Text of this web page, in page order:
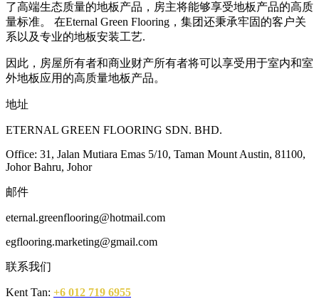
了高端生态质量的地板产品，房主将能够享受地板产品的高质
量标准。 在Eternal Green Flooring，集团还秉承牢固的客户关
系以及专业的地板安装工艺.
因此，房屋所有者和商业财产所有者将可以享受用于室内和室
外地板应用的高质量地板产品。
地址
ETERNAL GREEN FLOORING SDN. BHD.
Office: 31, Jalan Mutiara Emas 5/10, Taman Mount Austin, 81100,
Johor Bahru, Johor
邮件
eternal.greenflooring@hotmail.com
egflooring.marketing@gmail.com
联系我们
Kent Tan: +6 012 719 6955